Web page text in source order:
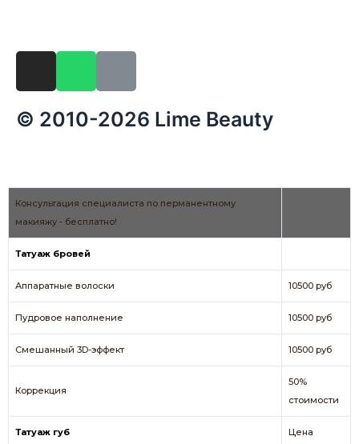
© 2010-2026 Lime Beauty
Консультация специалиста по перманентному
макияжу - бесплатно!
Татуаж бровей
Аппаратные волоски 10500 руб
Пудровое наполнение 10500 руб
Смешанный 3D-эффект 10500 руб
Коррекция
50%
стоимости
Татуаж губ Цена